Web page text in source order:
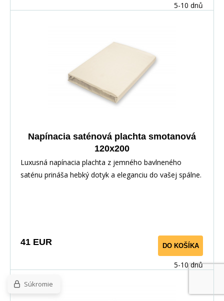
5-10 dnů
Napínacia saténová plachta smotanová
120x200
Luxusná napínacia plachta z jemného bavlneného
saténu prináša hebký dotyk a eleganciu do vašej spálne.
41 EUR DO KOŠÍKA
5-10 dnů
Súkromie